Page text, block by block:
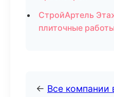
СтройАртель
плиточные
← Все компании